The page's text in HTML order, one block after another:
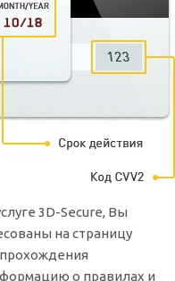
3D-Secure, Вы
на страницу
о правилах и